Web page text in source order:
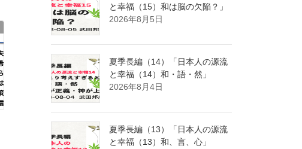
と幸福（15）和は脳の欠陥？」
2026年8月5日
夏季長編（14）「日本人の源流
と幸福（14）和・語・然」
2026年8月4日
夏季長編（13）「日本人の源流
と幸福（13）和、言、心」